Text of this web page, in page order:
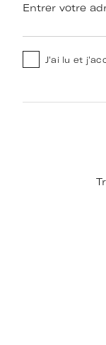
Entrer votre
J'ai lu et